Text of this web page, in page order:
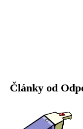
Články od